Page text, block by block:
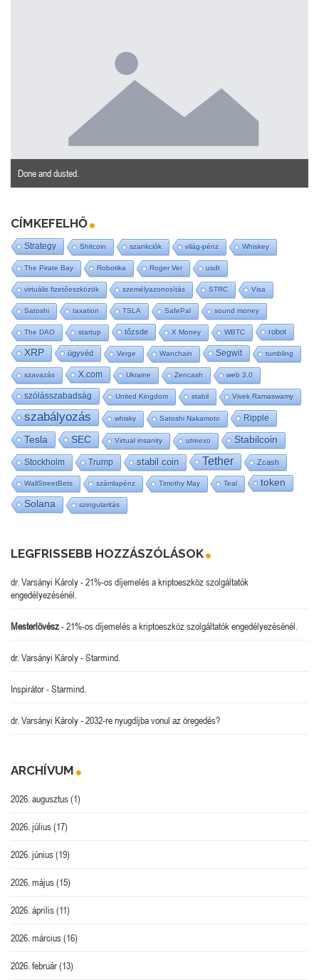
Done and dusted.
CÍMKEFELHŐ
Strategy Shitcoin szankciók világ-pénz Whiskey
The Pirate Bay Robotika Roger Ver usdt
virtuális fizetőeszközök személyazonosítás STRC Visa
Satoshi taxation TSLA SafePal sound money
The DAO startup tőzsde X Money WBTC robot
XRP ügyvéd Verge Wanchain Segwit tumbling
szavazás X.com Ukraine Zencash web 3.0
szólásszabadság United Kingdom stabil Vivek Ramaswamy
szabályozás whisky Satoshi Nakamoto Ripple
Tesla SEC Virtual insanity utreexo Stabilcoin
Stockholm Trump stabil coin Tether Zcash
WallStreetBets számlapénz Timothy May Teal
token
Solana
szingularitás
LEGFRISSEBB HOZZÁSZÓLÁSOK
dr. Varsányi Károly-21%-os díjemelés a kriptoeszköz szolgáltatók
engedélyezésénél.
Mesterlövész-21%-os díjemelés a kriptoeszköz szolgáltatók engedélyezésénél.
dr. Varsányi Károly-Starmind.
Inspirátor-Starmind.
dr. Varsányi Károly-2032-re nyugdíjba vonul az öregedés?
ARCHÍVUM
2026. augusztus(1)
2026. július(17)
2026. június(19)
2026. május(15)
2026. április(11)
2026. március(16)
2026. február(13)